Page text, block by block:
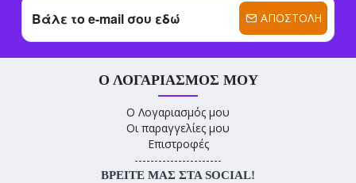
ΑΠΟΣΤΟΛΉ
Ο ΛΟΓΑΡΙΑΣΜΌΣ ΜΟΥ
Ο Λογαριασμός μου
Οι παραγγελίες μου
Επιστροφές
----------------------
ΒΡΕΊΤΕ ΜΑΣ ΣΤΑ SOCIAL!